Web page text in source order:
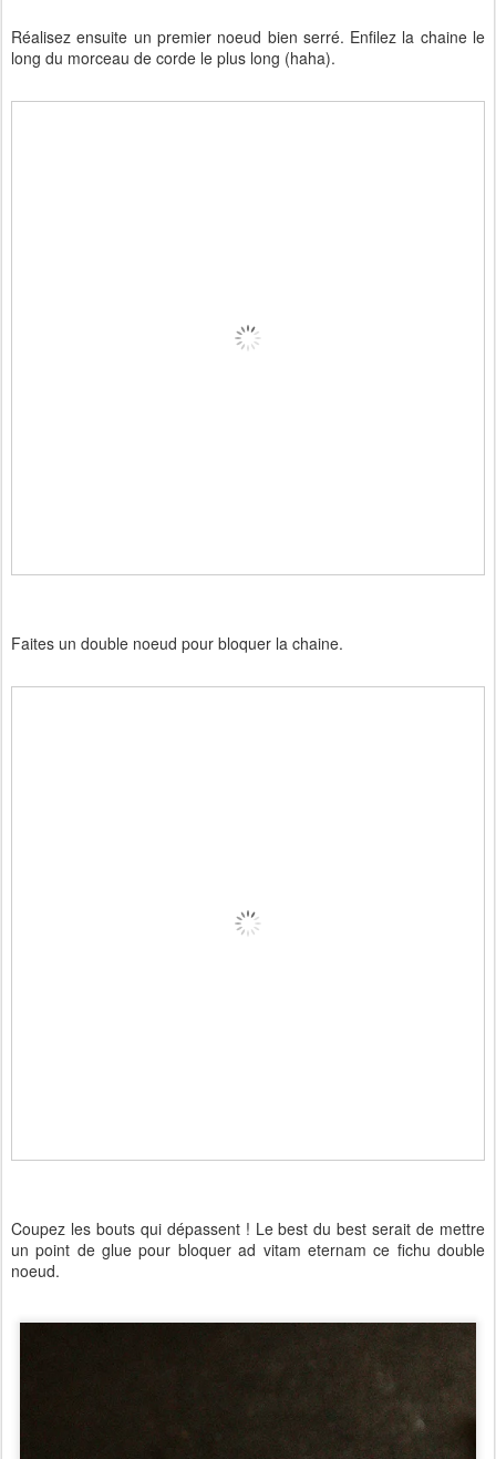
Réalisez ensuite un premier noeud bien serré. Enfilez la chaine le
long du morceau de corde le plus long (haha).
Faites un double noeud pour bloquer la chaine.
Coupez les bouts qui dépassent ! Le best du best serait de mettre
un point de glue pour bloquer ad vitam eternam ce fichu double
noeud.